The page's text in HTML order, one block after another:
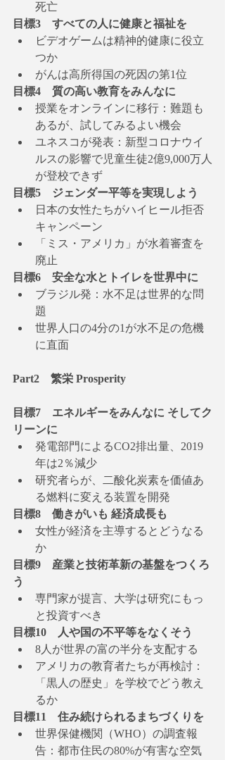
死亡
目標3　すべての人に健康と福祉を
ビデオゲームは精神的健康に役立
つか
がんは高所得国の死因の第1位
目標4　質の高い教育をみんなに
授業をオンラインに移行：難題も
あるが、試してみるよい機会
ユネスコが発表：新型コロナウイ
ルスの影響で児童生徒2億9,000万人
が登校できず
目標5　ジェンダー平等を実現しよう
日本の女性たちがハイヒール拒否
キャンペーン
「ミス・アメリカ」が水着審査を
廃止
目標6　安全な水とトイレを世界中に
ブラジル発：水不足は世界的な問
題
世界人口の4分の1が水不足の危機
に直面
Part2　繁栄 Prosperity
目標7　エネルギーをみんなに そしてク
リーンに
発電部門によるCO2排出量、2019
年は2％減少
研究者らが、二酸化炭素を価値あ
る燃料に変える装置を開発
目標8　働きがいも 経済成長も
女性が経済を主導するとどうなる
か
目標9　産業と技術革新の基盤をつくろ
う
専門家が提言、大学は研究にもっ
と投資すべき
目標10　人や国の不平等をなくそう
8人が世界の富の半分を支配する
アメリカの教育者たちが再検討：
「黒人の歴史」を学校でどう教え
るか
目標11　住み続けられるまちづくりを
世界保健機関（WHO）の調査報
告：都市住民の80%が有害な空気